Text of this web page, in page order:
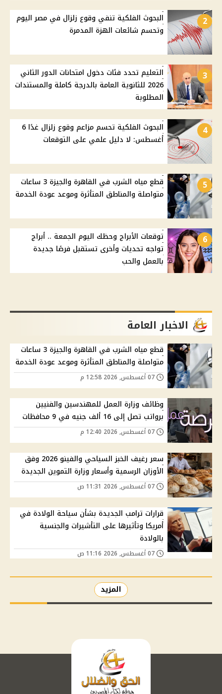
2
البحوث الفلكية تنفي وقوع زلزال في مصر اليوم
وتحسم شائعات الهزة المدمرة
3
التعليم تحدد فئات دخول امتحانات الدور الثاني
2026 للثانوية العامة بالدرجة كاملة والمستندات
المطلوبة
4
البحوث الفلكية تحسم مزاعم وقوع زلزال غدًا 6
أغسطس: لا دليل علمي على التوقعات
5
قطع مياه الشرب في القاهرة والجيزة 3 ساعات
متواصلة والمناطق المتأثرة وموعد عودة الخدمة
6
توقعات الأبراج وحظك اليوم الجمعة .. أبراج
تواجه تحديات وأخرى تستقبل فرصًا جديدة
بالعمل والحب
الاخبار العامة
قطع مياه الشرب في القاهرة والجيزة 3 ساعات
متواصلة والمناطق المتأثرة وموعد عودة الخدمة
وظائف وزارة العمل للمهندسين والفنيين
برواتب تصل إلى 16 ألف جنيه في 9 محافظات
سعر رغيف الخبز السياحي والفينو 2026 وفق
الأوزان الرسمية وأسعار وزارة التموين الجديدة
قرارات ترامب الجديدة بشأن سياحة الولادة في
أمريكا وتأثيرها على التأشيرات والجنسية
بالولادة
المزيد